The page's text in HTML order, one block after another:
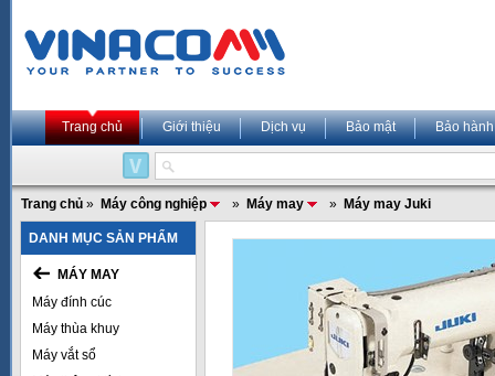
Trang chủ Giới thiệu Dịch vụ Bảo mật Bảo hành
Trang chủ » Máy công nghiệp » Máy may » Máy may Juki
DANH MỤC SẢN PHẨM
MÁY MAY
Máy đính cúc
Máy thùa khuy
Máy vắt sổ